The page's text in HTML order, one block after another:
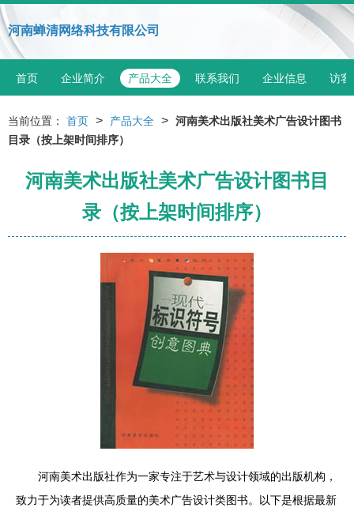
河南蝉清网络科技有限公司
首页 企业简介 产品大全 联系我们 企业信息 访客
当前位置： 首页 > 产品大全 > 河南美术出版社美术广告设计图书
目录（按上架时间排序）
河南美术出版社美术广告设计图书目
录（按上架时间排序）
河南美术出版社作为一家专注于艺术与设计领域的出版机构，
致力于为读者提供高质量的美术广告设计类图书。以下是根据最新